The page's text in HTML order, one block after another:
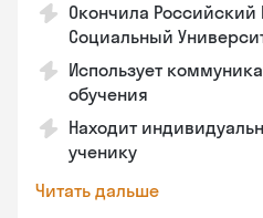
Окончила Российский
Социальный
Использует
обучения
Находит
ученику
Читать дальше